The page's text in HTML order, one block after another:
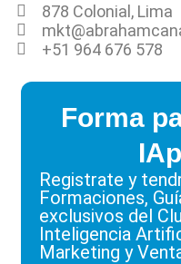
878 Colonial, Lima
+51 964 676 578
Forma
Registrate y
Formaciones,
exclusivos del
Inteligencia
Marketing y